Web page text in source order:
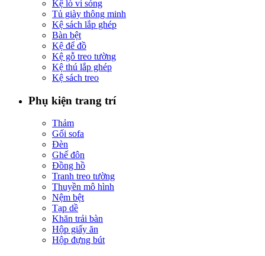
Kệ lò vi sóng
Tủ giày thông minh
Kệ sách lắp ghép
Bàn bệt
Kệ để đồ
Kệ gỗ treo tường
Kệ thú lắp ghép
Kệ sách treo
Phụ kiện trang trí
Thảm
Gối sofa
Đèn
Ghế đôn
Đồng hồ
Tranh treo tường
Thuyền mô hình
Nệm bệt
Tạp dề
Khăn trải bàn
Hộp giấy ăn
Hộp đựng bút